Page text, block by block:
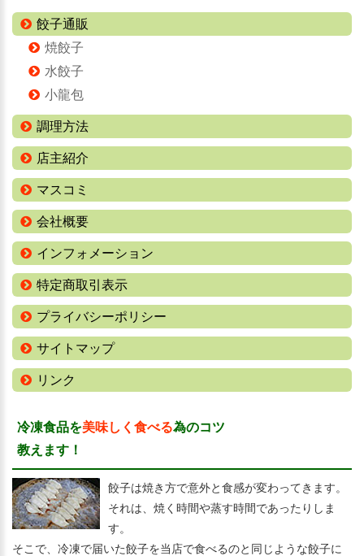
餃子通販
焼餃子
水餃子
小龍包
調理方法
店主紹介
マスコミ
会社概要
インフォメーション
特定商取引表示
プライバシーポリシー
サイトマップ
リンク
冷凍食品を美味しく食べる為のコツ
教えます！
餃子は焼き方で意外と食感が変わってきます。
それは、焼く時間や蒸す時間であったりしま
す。
そこで、冷凍で届いた餃子を当店で食べるのと同じような餃子に